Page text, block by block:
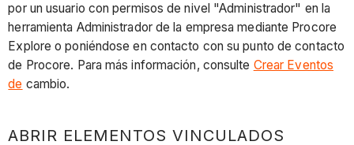
por un usuario con permisos de nivel "Administrador" en la
herramienta Administrador de la empresa mediante Procore
Explore o poniéndose en contacto con su punto de contacto
de Procore. Para más información, consulte Crear Eventos
de cambio.
ABRIR ELEMENTOS VINCULADOS